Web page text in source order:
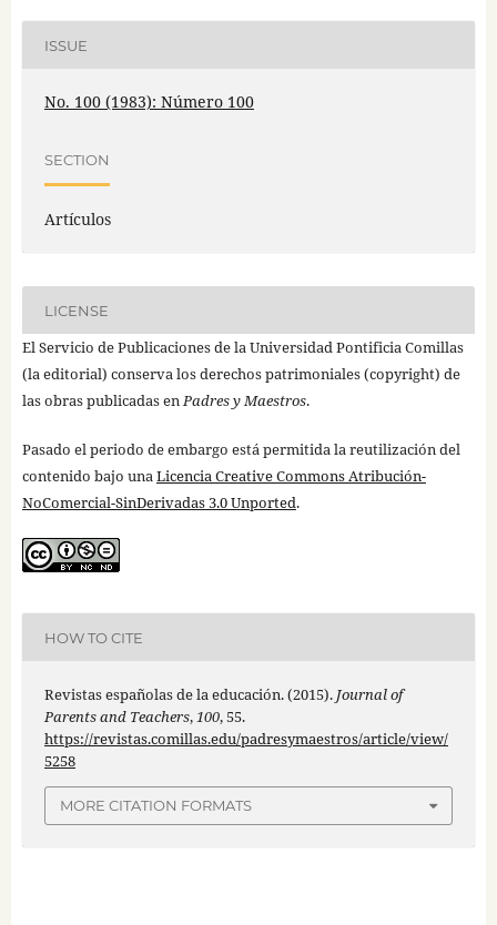
ISSUE
No. 100 (1983): Número 100
SECTION
Artículos
LICENSE
El Servicio de Publicaciones de la Universidad Pontificia Comillas
(la editorial) conserva los derechos patrimoniales (copyright) de
las obras publicadas enPadres y Maestros.
Pasado el periodo de embargo está permitida la reutilización del
contenido bajo unaLicencia Creative Commons Atribución-
NoComercial-SinDerivadas 3.0 Unported.
HOW TO CITE
Revistas españolas de la educación. (2015). Journal of
Parents and Teachers,100, 55.
https://revistas.comillas.edu/padresymaestros/article/view/
5258
MORE CITATION FORMATS